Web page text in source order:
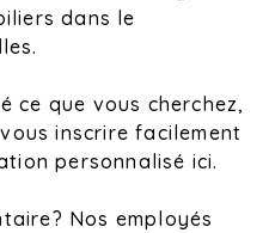
dans le
ce que vous cherchez,
inscrire facilement
personnalisé ici.
Nos employés